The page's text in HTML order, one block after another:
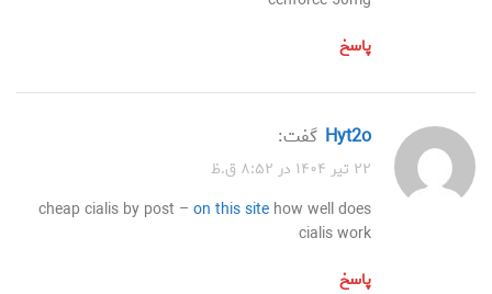
پاسخ
hyt2o گفت:
۲۲ تیر ۱۴۰۴ در ۸:۵۲ ق.ظ
cheap cialis by post – on this site how well does
cialis work
پاسخ